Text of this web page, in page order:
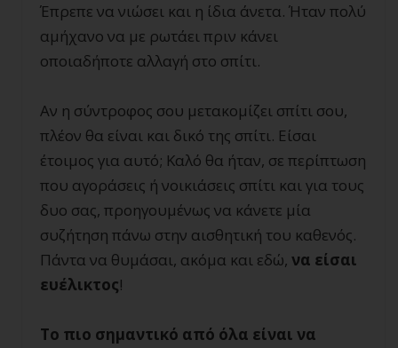
Έπρεπε να νιώσει και η ίδια άνετα. Ήταν πολύ
αμήχανο να με ρωτάει πριν κάνει
οποιαδήποτε αλλαγή στο σπίτι.
Αν η σύντροφος σου μετακομίζει σπίτι σου,
πλέον θα είναι και δικό της σπίτι. Είσαι
έτοιμος για αυτό; Καλό θα ήταν, σε περίπτωση
που αγοράσεις ή νοικιάσεις σπίτι και για τους
δυο σας, προηγουμένως να κάνετε μία
συζήτηση πάνω στην αισθητική του καθενός.
Πάντα να θυμάσαι, ακόμα και εδώ, να είσαι
ευέλικτος!
Το πιο σημαντικό από όλα είναι να